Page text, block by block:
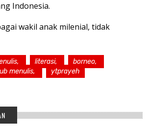
Indonesia.
wakil anak milenial, tidak
literasi,
borneo,
menulis, ytprayeh